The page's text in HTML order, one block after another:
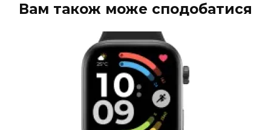
Вам також може сподобатися